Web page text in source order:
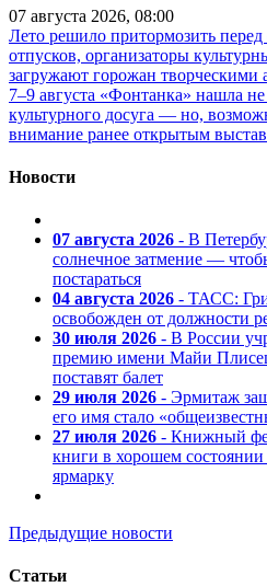
07 августа 2026, 08:00
Лето решило притормозить
отпусков, организаторы
загружают горожан
7–9 августа «Фонтанка» нашла
культурного досуга — но,
внимание ранее открытым
Новости
07 августа 2026 - В
солнечное затмение —
постараться
04 августа 2026 - ТАСС:
освобожден от должности
30 июля 2026 - В России
премию имени Майи
поставят балет
29 июля 2026 - Эрмитаж
его имя стало
27 июля 2026 - Книжный
книги в хорошем
ярмарку
Предыдущие новости
Статьи